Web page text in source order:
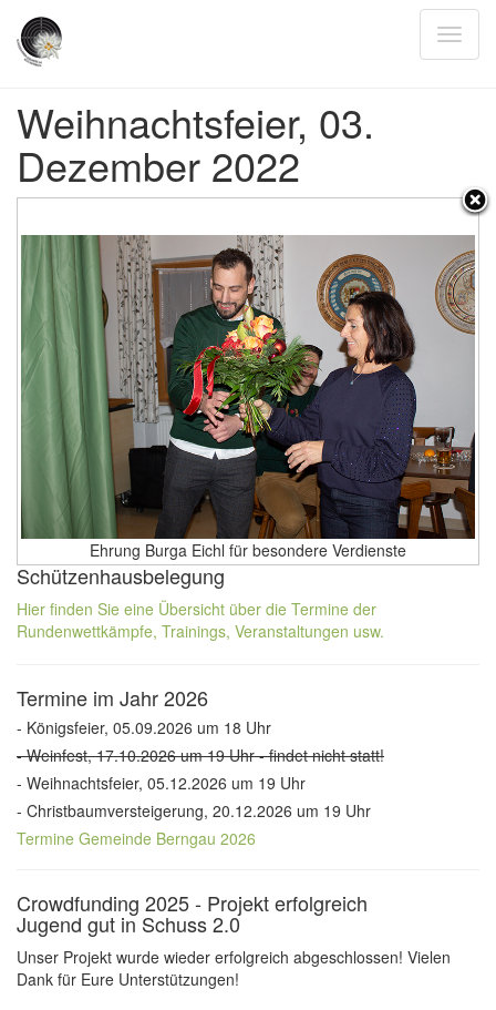
Weihnachtsfeier, 03.
Dezember 2022
Ehrung Burga Eichl für besondere Verdienste
Schützenhausbelegung
Hier finden Sie eine Übersicht über die Termine der
Rundenwettkämpfe, Trainings, Veranstaltungen usw.
Termine im Jahr 2026
- Königsfeier, 05.09.2026 um 18 Uhr
- Weinfest, 17.10.2026 um 19 Uhr - findet nicht statt!
- Weihnachtsfeier, 05.12.2026 um 19 Uhr
- Christbaumversteigerung, 20.12.2026 um 19 Uhr
Termine Gemeinde Berngau 2026
Crowdfunding 2025 - Projekt erfolgreich
Jugend gut in Schuss 2.0
Unser Projekt wurde wieder erfolgreich abgeschlossen! Vielen
Dank für Eure Unterstützungen!